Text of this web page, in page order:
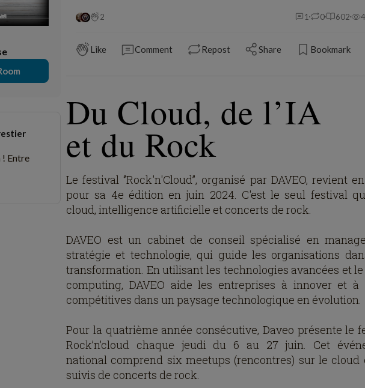
! Entre
2 1 0 602
Like Comment Repost Share Bookmark
Du Cloud, de l’IA
et du Rock
Le festival ‘’Rock'n'Cloud’’, organisé par DAVEO, revient
pour sa 4e édition en juin 2024. C'est le seul festival
cloud, intelligence artificielle et concerts de rock.
DAVEO est un cabinet de conseil spécialisé en
stratégie et technologie, qui guide les organisations
transformation. En utilisant les technologies avancées et
computing, DAVEO aide les entreprises à innover et à
compétitives dans un paysage technologique en évolution.
Pour la quatrième année consécutive, Daveo présente le
Rock’n’cloud chaque jeudi du 6 au 27 juin. Cet
national comprend six meetups (rencontres) sur le cloud
suivis de concerts de rock.